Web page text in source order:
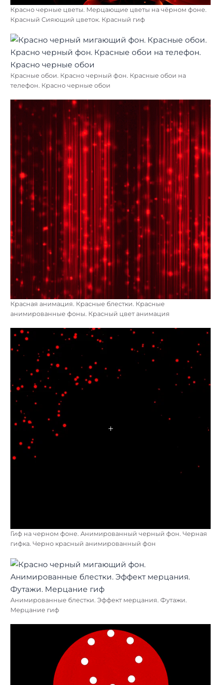
Красно черные цветы. Мерцающие цветы на чёрном фоне.
Красный Сияющий цветок. Красный гиф
Красные обои. Красно черный фон. Красные обои на
телефон. Красно черные обои
Красная анимация. Красные блестки. Красные
анимированные фоны. Красный цвет анимация
Гиф на черном фоне. Анимированный черный фон. Черная
гифка. Черно красный анимированный фон
Анимированные блестки. Эффект мерцания. Футажи.
Мерцание гиф